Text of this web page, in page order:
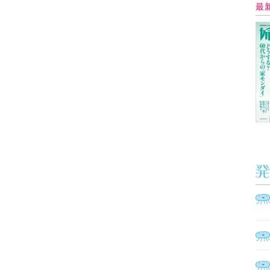
Ａ
く
催
ト
型
ヤ
モ